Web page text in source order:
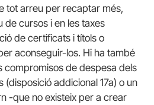
tot arreu per recaptar més,
de cursos i en les taxes
de certificats i títols o
aconseguir-los. Hi ha també
compromisos de despesa dels
addicional 17a) o un
-que no existeix per a crear